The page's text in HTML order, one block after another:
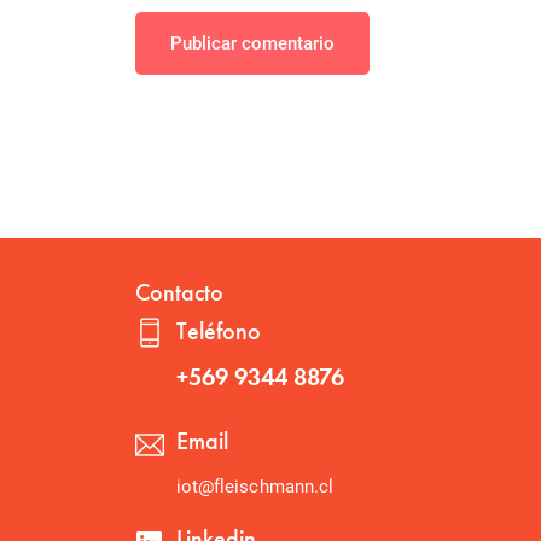
Publicar comentario
Contacto
Teléfono
+569 9344 8876
Email
iot@fleischmann.cl